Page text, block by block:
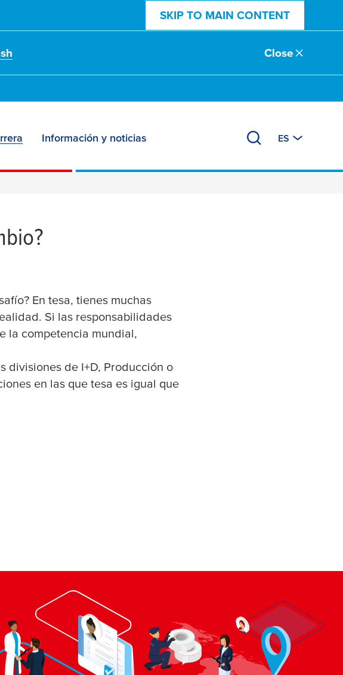
SKIP TO MAIN CONTENT
Close
Información y noticias ES
En tesa, tienes muchas
Si las responsabilidades
la competencia mundial,
divisiones de I+D, Producción o
en las que tesa es igual que